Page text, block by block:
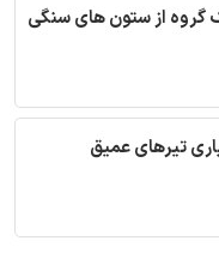
گروه از ستون های سنگی
تیرهای عمیق